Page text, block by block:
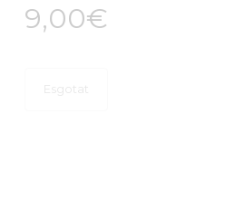
9,00€
Esgotat